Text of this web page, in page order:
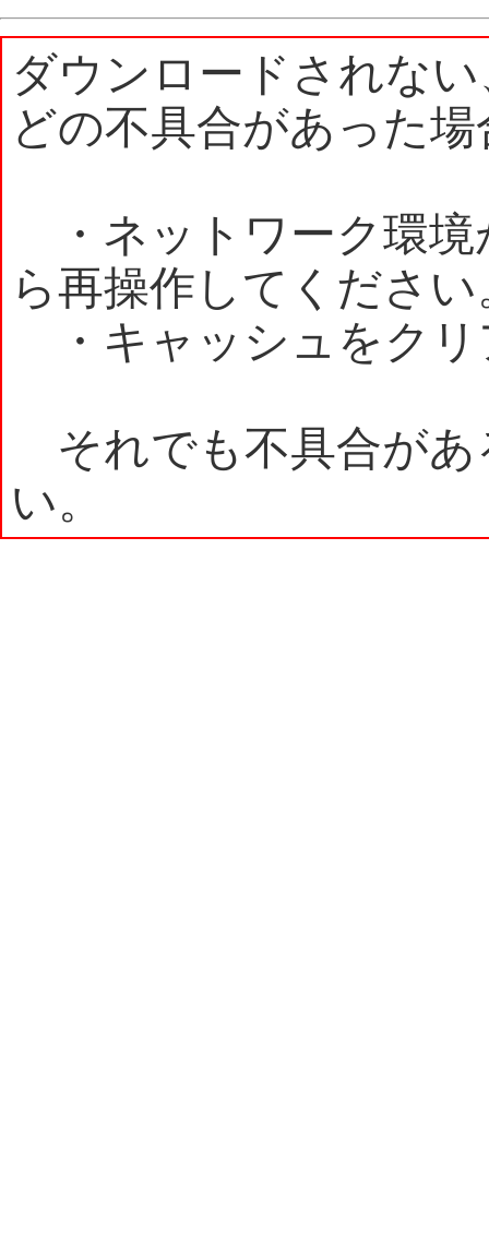
ダウンロードされな
どの不具合があった
・ネットワーク環境
ら再操作してください
・キャッシュをクリ
それでも不具合があ
い。